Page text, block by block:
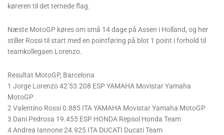
køreren til det ternede flag.
Næste MotoGP køres om små 14 dage på Assen i Holland, og her
stiller Rossi til start med en pointføring på blot 1 point i forhold til
teamkollegaen Lorenzo.
Resultat MotoGP, Barcelona
1 Jorge Lorenzo 42’53.208 ESP YAMAHA Movistar Yamaha
MotoGP
2 Valentino Rossi 0.885 ITA YAMAHA Movistar Yamaha MotoGP
3 Dani Pedrosa 19.455 ESP HONDA Repsol Honda Team
4 Andrea Iannone 24.925 ITA DUCATI Ducati Team